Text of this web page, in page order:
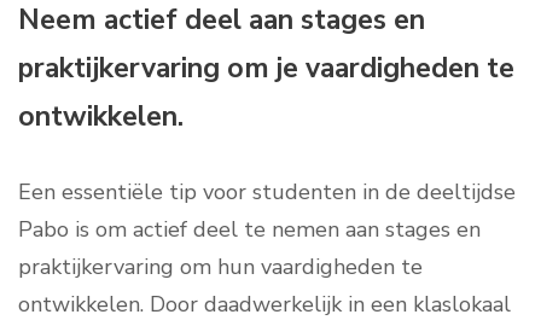
Neem actief deel aan stages en
praktijkervaring om je vaardigheden te
ontwikkelen.
Een essentiële tip voor studenten in de deeltijdse
Pabo is om actief deel te nemen aan stages en
praktijkervaring om hun vaardigheden te
ontwikkelen. Door daadwerkelijk in een klaslokaal